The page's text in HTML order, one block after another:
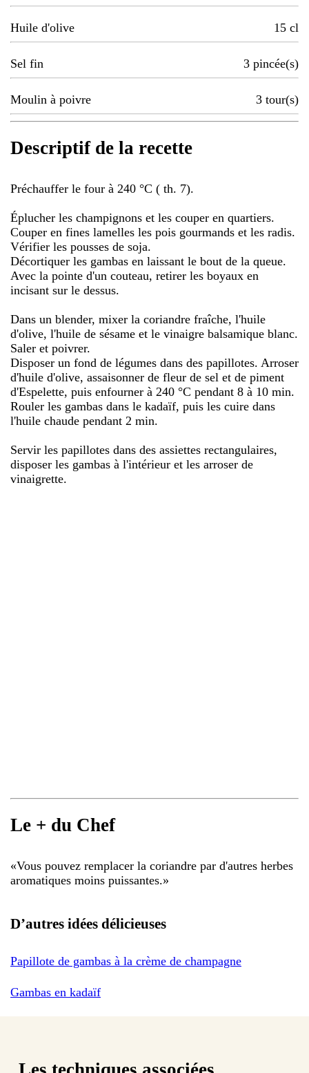
Huile d'olive 15 cl
Sel fin 3 pincée(s)
Moulin à poivre 3 tour(s)
Descriptif de la recette
Préchauffer le four à 240 °C ( th. 7).
Éplucher les champignons et les couper en quartiers.
Couper en fines lamelles les pois gourmands et les radis.
Vérifier les pousses de soja.
Décortiquer les gambas en laissant le bout de la queue.
Avec la pointe d'un couteau, retirer les boyaux en
incisant sur le dessus.
Dans un blender, mixer la coriandre fraîche, l'huile
d'olive, l'huile de sésame et le vinaigre balsamique blanc.
Saler et poivrer.
Disposer un fond de légumes dans des papillotes. Arroser
d'huile d'olive, assaisonner de fleur de sel et de piment
d'Espelette, puis enfourner à 240 °C pendant 8 à 10 min.
Rouler les gambas dans le kadaïf, puis les cuire dans
l'huile chaude pendant 2 min.
Servir les papillotes dans des assiettes rectangulaires,
disposer les gambas à l'intérieur et les arroser de
vinaigrette.
Le + du Chef
«Vous pouvez remplacer la coriandre par d'autres herbes
aromatiques moins puissantes.»
D’autres idées délicieuses
Papillote de gambas à la crème de champagne
Gambas en kadaïf